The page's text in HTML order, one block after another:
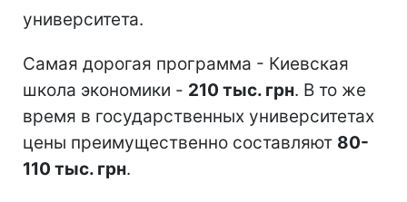
университета.
Самая дорогая программа - Киевская
школа экономики - 210 тыс. грн. В то же
время в государственных университетах
цены преимущественно составляют 80-
110 тыс. грн.